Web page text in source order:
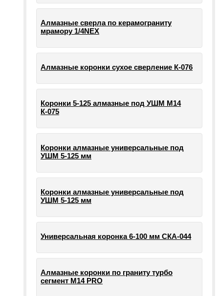
Алмазные сверла по керамограниту
мрамору 1/4NEX
Алмазные коронки сухое сверление К-076
Коронки 5-125 алмазные под УШМ М14
К-075
Коронки алмазные универсальные под
УШМ 5-125 мм
Коронки алмазные универсальные под
УШМ 5-125 мм
Универсальная коронка 6-100 мм СКА-044
Алмазные коронки по граниту турбо
сегмент М14 PRO